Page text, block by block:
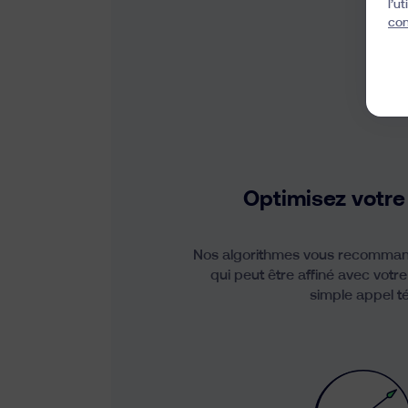
Optimisez votre
Nos algorithmes vous
qui peut être affiné avec
simple appel